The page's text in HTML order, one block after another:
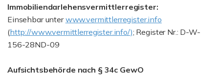
Immobiliendarlehensvermittlerregister:
Einsehbar unterwww.vermittlerregister.info
(http://www.vermittlerregister.info/); Register Nr.: D-W-
156-28ND-09
Aufsichtsbehörde nach § 34c GewO